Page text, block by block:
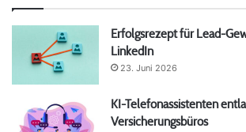
Erfolgsrezept für Lead-
LinkedIn
23. Juni 2026
KI-Telefonassistenten
Versicherungsbüros